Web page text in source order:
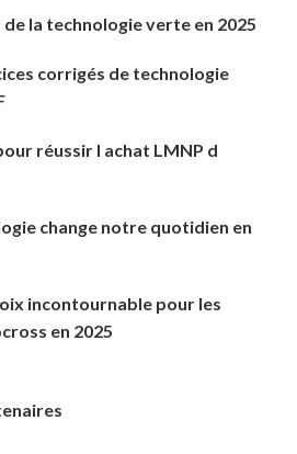
la technologie verte en 2025
corrigés de technologie
réussir l achat LMNP d
change notre quotidien en
incontournable pour les
en 2025